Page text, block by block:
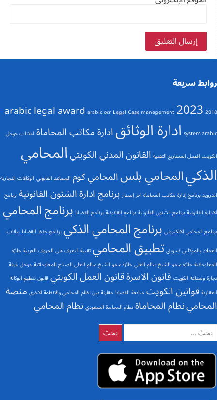
روابط سريعة
2018
2023
arabic legal award arabic ocr Legal Case management
system arabic ادارة الوثائقادارة مكاتب المحاماة اعلانات جوجل
الكويت افضل المشاريع التقنية القانون المدني الكويتيالمحامي
الذكيالمحامي بلسالمحامي كوم المساعد القانوني الوكالات التجارية
اندرويدبرنامج إدارة مكاتب المحاماه اخر إصداربرنامج ادارة الشئون القانونيةبرنامج
الادارة القانونيةبرنامج الشئون القانونيةبرنامج القانونيةبرنامج القضايا برنامج المحامي
برنامج المحامي الالكتروني برنامج المحامي الذكيبرنامج حفظ القضايابيانات
العملاء والموكلينتسويقتطبيق المحاميتقنية التعرف على الحروف العربيةجائزة
المعلوماتيةجائزة سمو الشيخ سالم العليجائزة سمو الشيخ سالم العلي الصباح للمعلوماتيةجوجلغرفة
تجارة وصناعة الكويت قانون الاسرةقانون العمل الكويتيقانون تنظيم الوكالة
العقارية قوانين الكويت متابعة القضايا مقارنة بين نظام المحامي والانظمة الاخرى منصة
المحامينظام المحاماةنظام المحاماة السعودينظام المحامي
البحث
عن: